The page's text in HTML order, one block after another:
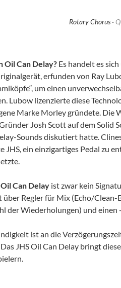
Rotary Chorus ·
Oil Can Delay? Es handelt es
erfunden von Ray
um einen
Lubow lizenzierte diese
Marke Morley gründete. Die
Josh Scott auf dem
Sounds diskutiert hatte.
JHS, ein einzigartiges Pedal zu
Can Delay ist zwar kein
über Regler für Mix (Echo/Clean-
der Wiederholungen) und
ist an die
JHS Oil Can Delay bringt